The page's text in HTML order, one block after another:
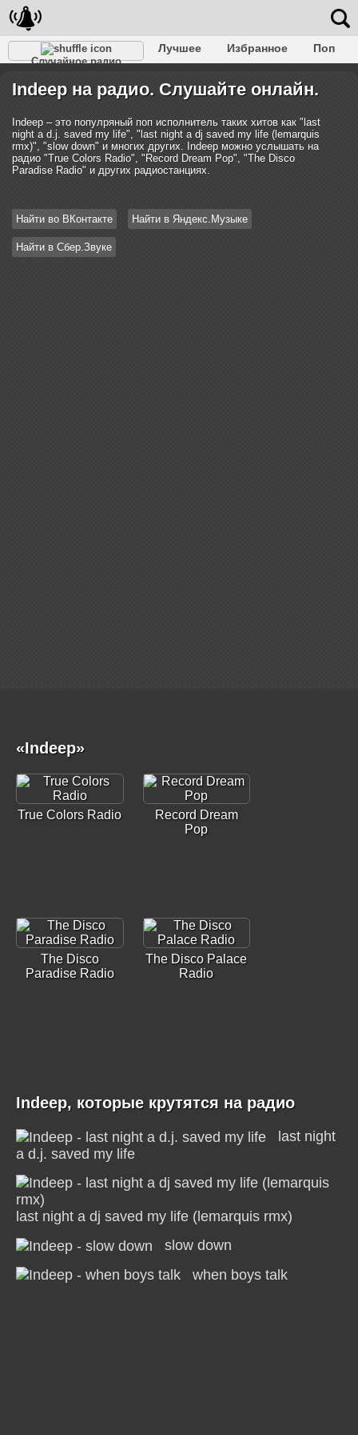
Случайное радио
Лучшее Избранное
Поп
Разговорное
Рэп Транс Дип-хаус
Фолк
Indeep на радио. Слушайте онлайн.
Indeep – это популряный поп исполнитель таких хитов как "last
night a d.j. saved my life", "last night a dj saved my life (lemarquis
rmx)", "slow down" и многих других. Indeep можно услышать на
радио "True Colors Radio", "Record Dream Pop", "The Disco
Paradise Radio" и других радиостанциях.
Найти во ВКонтакте Найти в Яндекс.Музыке
Найти в Сбер.Звуке
«Indeep»
True Colors Radio
Record Dream
Pop
The Disco
Paradise Radio
The Disco Palace
Radio
Indeep, которые крутятся на радио
last night
a d.j. saved my life
last night a dj saved my life (lemarquis rmx)
slow down
when boys talk